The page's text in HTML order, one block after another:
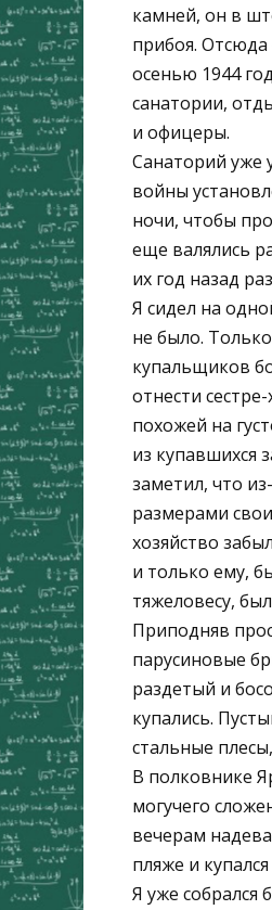
камней, он в
прибоя.
осенью 1944
санатории,
и офицеры.
Санаторий уже
войны
ночи, чтобы
еще валялись
их год назад
Я сидел на
не было.
купальщиков
отнести
похожей на
из купавшихся
заметил, что
размерами
хозяйство
и только ему,
тяжеловесу,
Приподняв
парусиновые
раздетый и
купались.
стальные
В полковнике
могучего
вечерам
пляже и
Я уже собрался